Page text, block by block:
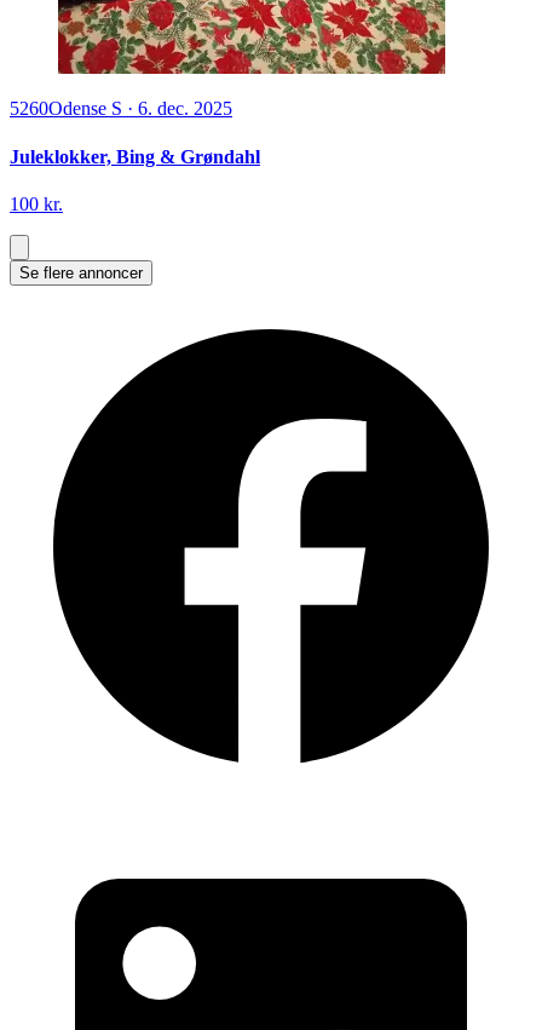
5260Odense S · 6. dec. 2025
Juleklokker, Bing & Grøndahl
100 kr.
Se flere annoncer